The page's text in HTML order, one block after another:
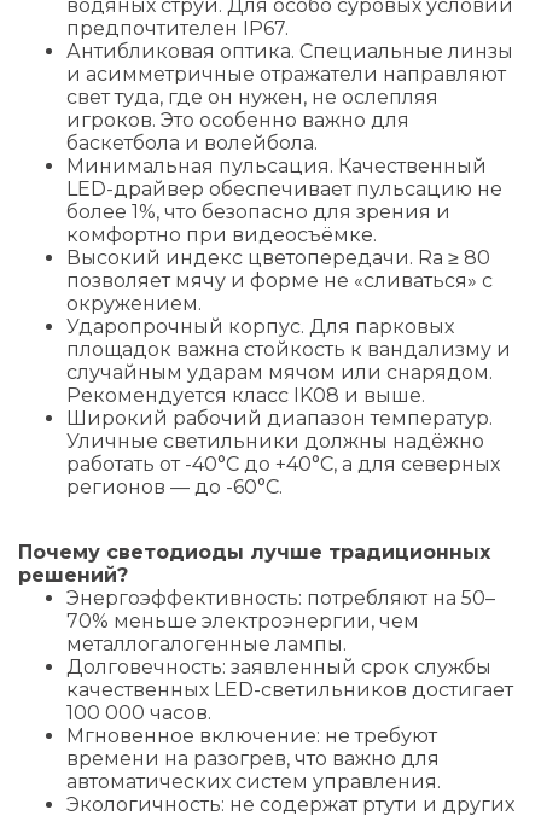
водяных струй. Для особо суровых условий
предпочтителен IP67.
Антибликовая оптика. Специальные линзы
и асимметричные отражатели направляют
свет туда, где он нужен, не ослепляя
игроков. Это особенно важно для
баскетбола и волейбола.
Минимальная пульсация. Качественный
LED-драйвер обеспечивает пульсацию не
более 1%, что безопасно для зрения и
комфортно при видеосъёмке.
Высокий индекс цветопередачи. Ra ≥ 80
позволяет мячу и форме не «сливаться» с
окружением.
Ударопрочный корпус. Для парковых
площадок важна стойкость к вандализму и
случайным ударам мячом или снарядом.
Рекомендуется класс IK08 и выше.
Широкий рабочий диапазон температур.
Уличные светильники должны надёжно
работать от -40°C до +40°C, а для северных
регионов — до -60°C.
Почему светодиоды лучше традиционных
решений?
Энергоэффективность: потребляют на 50–
70% меньше электроэнергии, чем
металлогалогенные лампы.
Долговечность: заявленный срок службы
качественных LED-светильников достигает
100 000 часов.
Мгновенное включение: не требуют
времени на разогрев, что важно для
автоматических систем управления.
Экологичность: не содержат ртути и других